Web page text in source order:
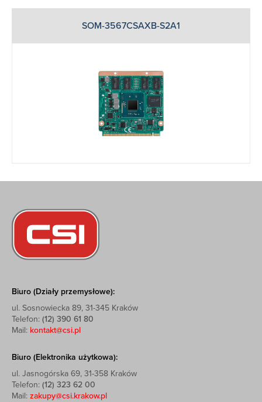
SOM-3567CSAXB-S2A1
Biuro (Działy przemysłowe):
ul. Sosnowiecka 89, 31-345 Kraków
Telefon: (12) 390 61 80
Mail: kontakt@csi.pl
Biuro (Elektronika użytkowa):
ul. Jasnogórska 69, 31-358 Kraków
Telefon: (12) 323 62 00
Mail: zakupy@csi.krakow.pl